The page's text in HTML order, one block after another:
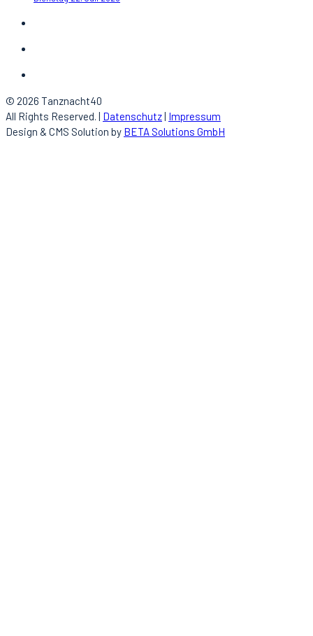
© 2026 Tanznacht40
All Rights Reserved. | Datenschutz Impressum
Design & CMS Solution by BETA Solutions GmbH